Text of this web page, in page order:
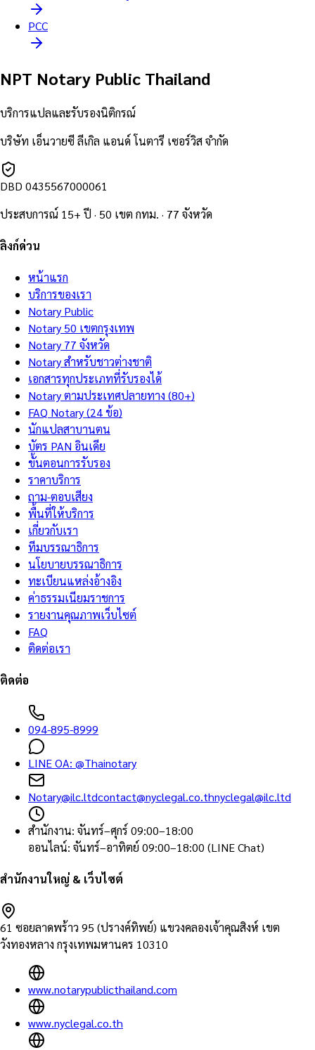
PCC
NPT Notary Public Thailand
บริการแปลและรับรองนิติกรณ์
บริษัท เอ็นวายซี ลีเกิล แอนด์ โนตารี เซอร์วิส จำกัด
DBD 0435567000061
ประสบการณ์ 15+ ปี · 50 เขต กทม. · 77 จังหวัด
ลิงก์ด่วน
หน้าแรก
บริการของเรา
Notary Public
Notary 50 เขตกรุงเทพ
Notary 77 จังหวัด
Notary สำหรับชาวต่างชาติ
เอกสารทุกประเภทที่รับรองได้
Notary ตามประเทศปลายทาง (80+)
FAQ Notary (24 ข้อ)
นักแปลสาบานตน
บัตร PAN อินเดีย
ขั้นตอนการรับรอง
ราคาบริการ
ถาม-ตอบเสียง
พื้นที่ให้บริการ
เกี่ยวกับเรา
ทีมบรรณาธิการ
นโยบายบรรณาธิการ
ทะเบียนแหล่งอ้างอิง
ค่าธรรมเนียมราชการ
รายงานคุณภาพเว็บไซต์
FAQ
ติดต่อเรา
ติดต่อ
094-895-8999
LINE OA: @Thainotary
Notary@ilc.ltdcontact@nyclegal.co.thnyclegal@ilc.ltd
สำนักงาน: จันทร์–ศุกร์ 09:00–18:00
ออนไลน์: จันทร์–อาทิตย์ 09:00–18:00 (LINE Chat)
สำนักงานใหญ่ & เว็บไซต์
61 ซอยลาดพร้าว 95 (ปรางค์ทิพย์) แขวงคลองเจ้าคุณสิงห์ เขต
วังทองหลาง กรุงเทพมหานคร 10310
www.notarypublicthailand.com
www.nyclegal.co.th